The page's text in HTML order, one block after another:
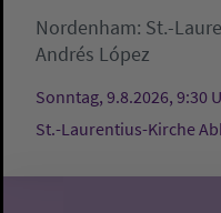
Nordenham: St.-
Andrés López
Sonntag, 9.8.2026, 9:30
St.-Laurentius-Kirche